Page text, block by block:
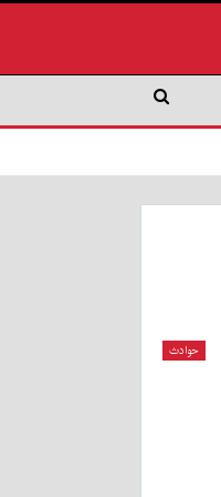
حوادث